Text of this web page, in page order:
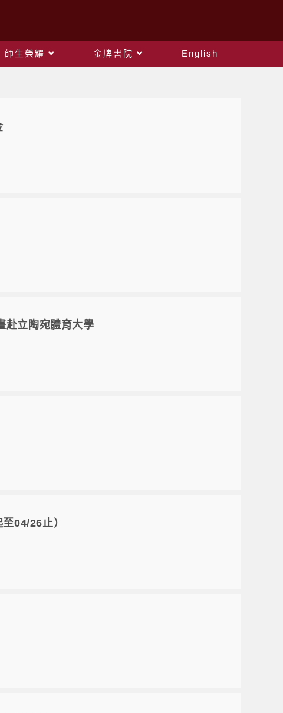
師生榮耀 金牌書院
English
赴立陶宛體育大學
04/26止）